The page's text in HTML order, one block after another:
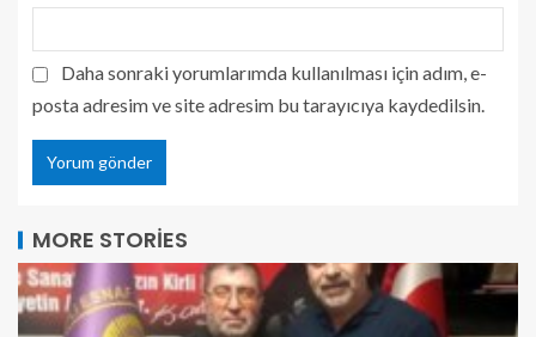
Daha sonraki yorumlarımda kullanılması için adım, e-
posta adresim ve site adresim bu tarayıcıya kaydedilsin.
MORE STORIES